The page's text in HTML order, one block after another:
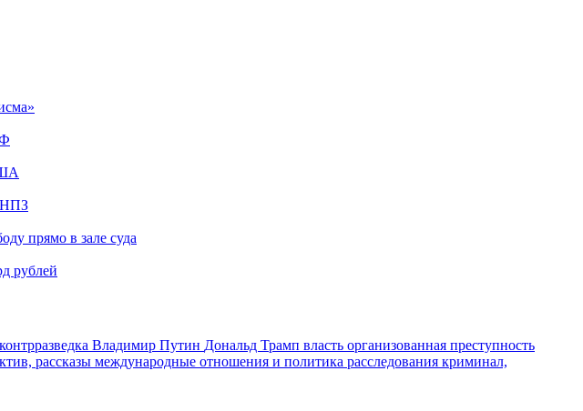
НПЗ
прямо в зале суда
рублей
Владимир Путин Дональд Трамп власть организованная преступность
рассказы международные отношения и политика расследования криминал,